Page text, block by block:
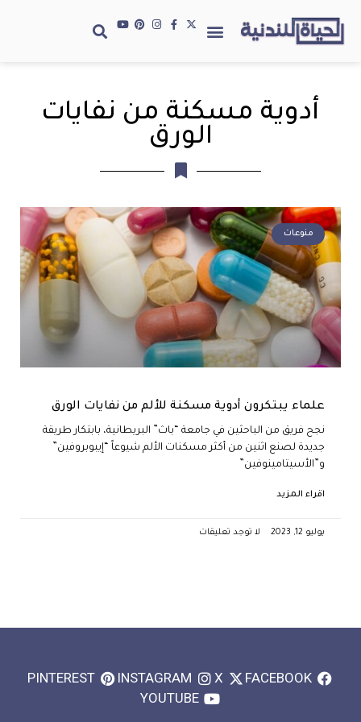
أدوية مسكنة من نفايات
الورق
منوعات
علماء يبتكرون أدوية مسكنة للألم من نفايات الورق
نجح فريق من الباحثين في جامعة “باث” البريطانية، بابتكار طريقة
جديدة لصنع اثنين من أكثر مسكنات الألم شيوعاً “إيبوبروفين”
و”الأسيتامينوفين”
اقراء المزيد
يوليو 12, 2023 لا توجد تعليقات
FACEBOOK
X
INSTAGRAM
PINTEREST
YOUTUBE